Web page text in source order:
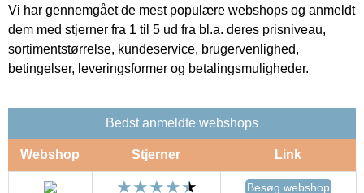
Vi har gennemgået de mest populære webshops og anmeldt
dem med stjerner fra 1 til 5 ud fra bl.a. deres prisniveau,
sortimentstørrelse, kundeservice, brugervenlighed,
betingelser, leveringsformer og betalingsmuligheder.
Bedst anmeldte webshops
Webshop Stjerner Link
Besøg webshop